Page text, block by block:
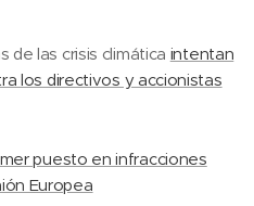
de las crisis climática intentan
los directivos y accionistas
puesto en infracciones
Europea